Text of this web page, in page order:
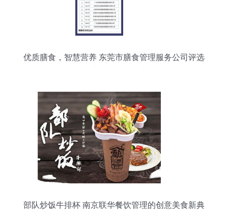
优质膳食，智慧营养 东莞市膳食管理服务公司评选
部队炒饭牛排杯 南京联华餐饮管理的创意美食新典